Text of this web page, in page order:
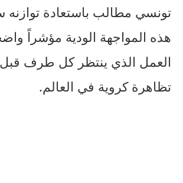
تونسي مطالب باستعادة توازنه
هذه المواجهة الودية مؤشراً
العمل الذي ينتظر كل طرف قبل
تظاهرة كروية في العالم.